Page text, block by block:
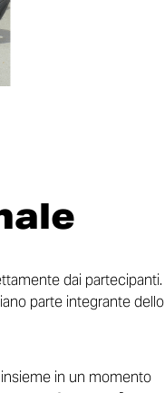
dai partecipanti.
parte integrante dello
in un momento